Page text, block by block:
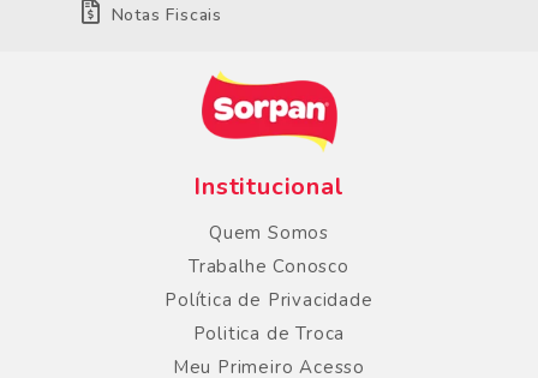
Notas Fiscais
Institucional
Quem Somos
Trabalhe Conosco
Política de Privacidade
Politica de Troca
Meu Primeiro Acesso